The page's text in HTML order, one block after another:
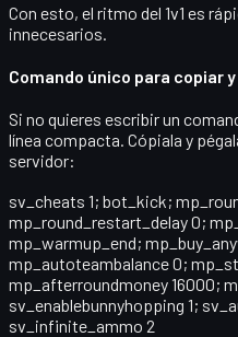
Con esto, el ritmo del 1v1 es
innecesarios.
Comando único para copiar
Si no quieres escribir un
línea compacta. Cópiala y
servidor:
sv_cheats 1; bot_kick;
mp_round_restart_delay 0;
mp_warmup_end;
mp_autoteambalance 0;
mp_afterroundmoney 16000;
sv_enablebunnyhopping 1;
sv_infinite_ammo 2